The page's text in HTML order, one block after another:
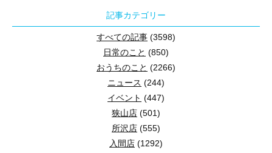
記事カテゴリー
すべての記事 (3598)
日常のこと (850)
おうちのこと (2266)
ニュース (244)
イベント (447)
狭山店 (501)
所沢店 (555)
入間店 (1292)